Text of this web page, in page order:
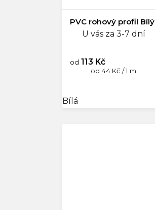
PVC rohový profil Bílý
U vás za 3-7 dní
od 113 Kč
Měrná
od 44 Kč / 1 m
Bílá